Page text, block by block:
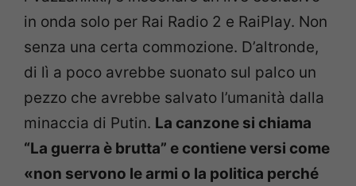
in onda solo per Rai Radio 2 e RaiPlay. Non
senza una certa commozione. D’altronde,
di lì a poco avrebbe suonato sul palco un
pezzo che avrebbe salvato l’umanità dalla
minaccia di Putin. La canzone si chiama
“La guerra è brutta” e contiene versi come
«non servono le armi o la politica perché